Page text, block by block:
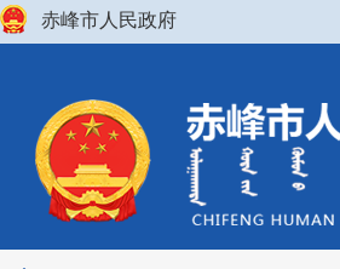
赤峰市人民政府